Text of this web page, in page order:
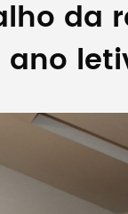
da